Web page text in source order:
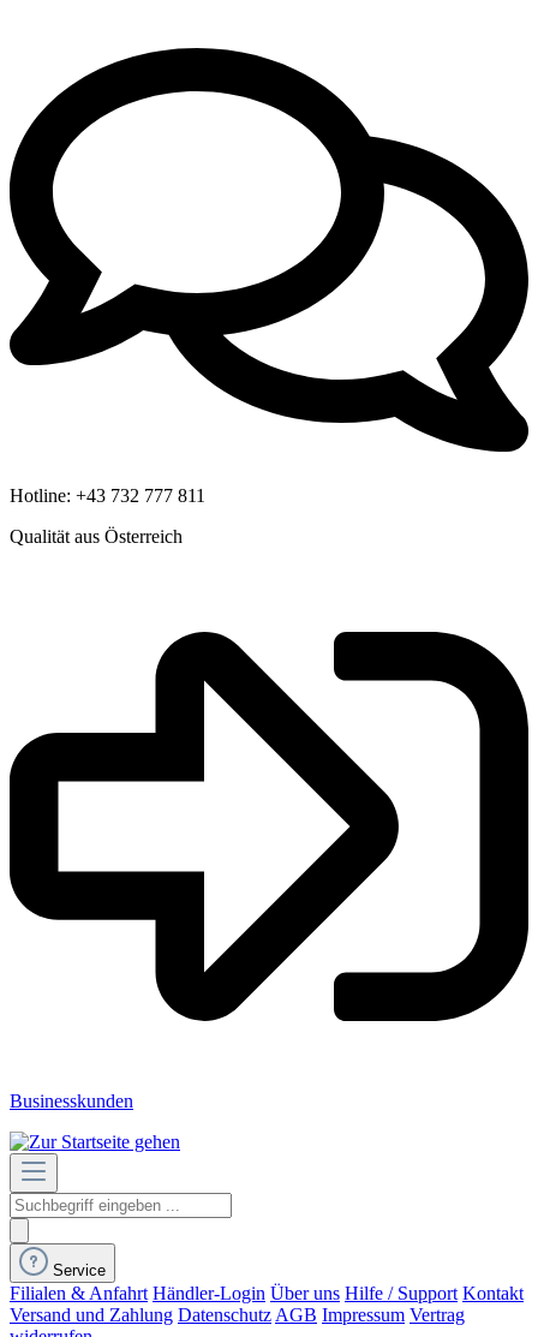
Hotline: +43 732 777 811
Qualität aus Österreich
Businesskunden
Service
Filialen & Anfahrt Händler-Login Über uns Hilfe / Support Kontakt
Versand und Zahlung Datenschutz AGB Impressum Vertrag